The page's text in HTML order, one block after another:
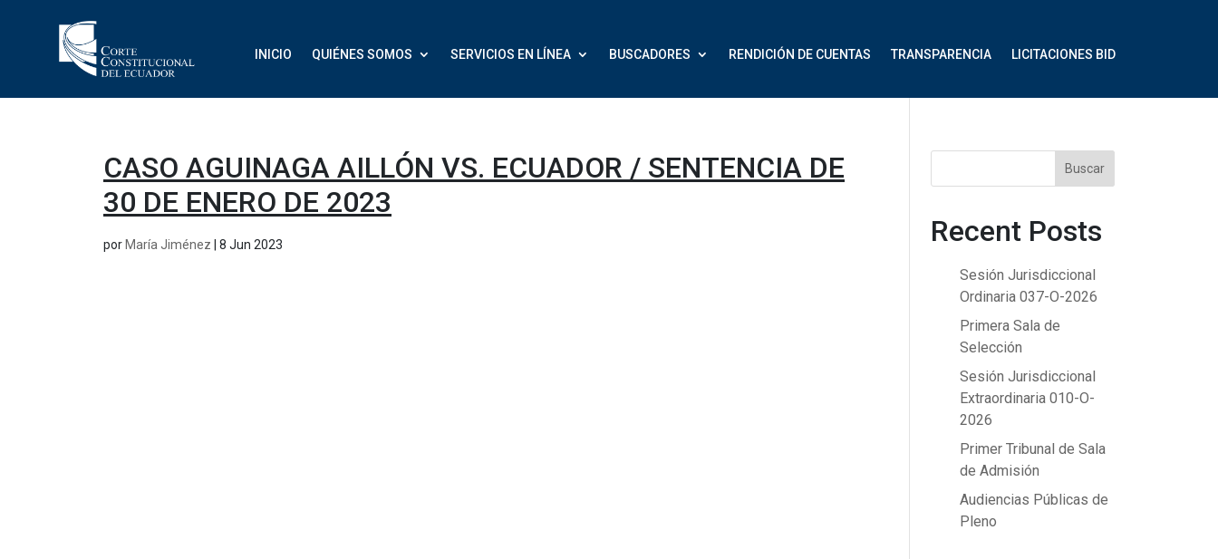
INICIO QUIÉNES SOMOS SERVICIOS EN LÍNEA BUSCADORES RENDICIÓN DE CUENTAS TRANSPARENCIA LICITACIONES BID
CASO AGUINAGA AILLÓN VS. ECUADOR / SENTENCIA DE
30 DE ENERO DE 2023
por María Jiménez 8 Jun 2023
Buscar
Recent Posts
Sesión Jurisdiccional
Ordinaria 037-O-2026
Primera Sala de
Selección
Sesión Jurisdiccional
Extraordinaria 010-O-
2026
Primer Tribunal de Sala
de Admisión
Audiencias Públicas de
Pleno